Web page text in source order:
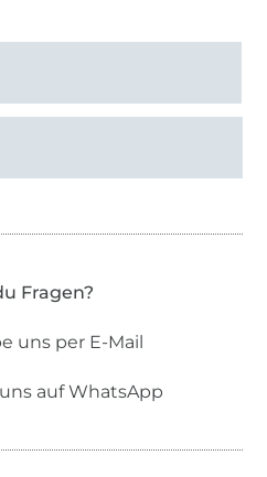
Fragen?
uns per E-Mail
auf WhatsApp